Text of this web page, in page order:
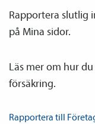
Rapportera slutlig
på Mina sidor.
Läs mer om hur
försäkring.
Rapportera till